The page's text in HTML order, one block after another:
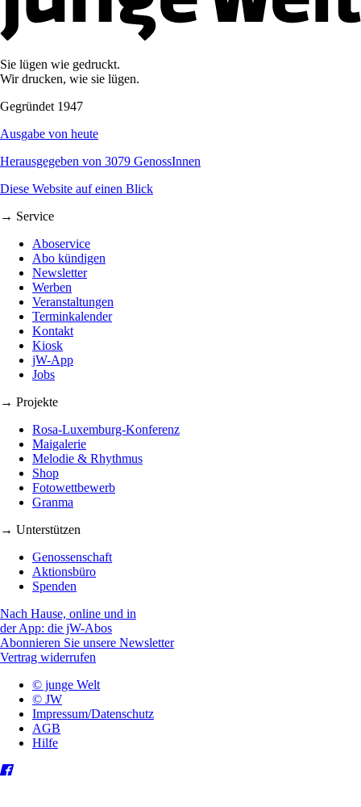
Sie lügen wie gedruckt.
Wir drucken, wie sie lügen.
Gegründet 1947
Ausgabe von heute
Herausgegeben von 3079 GenossInnen
Diese Website auf einen Blick
→ Service
Aboservice
Abo kündigen
Newsletter
Werben
Veranstaltungen
Terminkalender
Kontakt
Kiosk
jW-App
Jobs
→ Projekte
Rosa-Luxemburg-Konferenz
Maigalerie
Melodie & Rhythmus
Shop
Fotowettbewerb
Granma
→ Unterstützen
Genossenschaft
Aktionsbüro
Spenden
Nach Hause, online und in
der App: die jW-Abos
Abonnieren Sie unsere Newsletter
Vertrag widerrufen
© junge Welt
© JW
Impressum/Datenschutz
AGB
Hilfe